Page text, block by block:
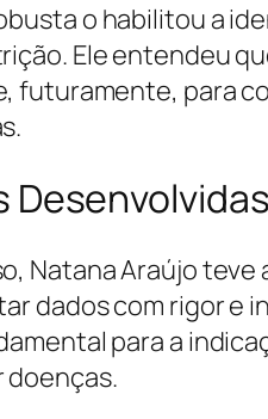
o habilitou a
Ele entendeu
futuramente, para
Natana Araújo
dados com rigor e
para a
doenças.